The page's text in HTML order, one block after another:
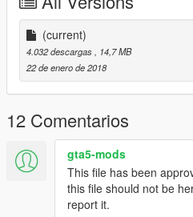
(current)
4.032 descargas
, 14,7 MB
22 de enero de 2018
12 Comentarios
gta5-mods
This file has been
this file should not be
report it.